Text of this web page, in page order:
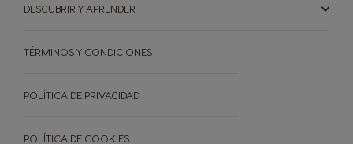
DESCUBRIR Y APRENDER
TÉRMINOS Y CONDICIONES
POLÍTICA DE PRIVACIDAD
POLÍTICA DE COOKIES